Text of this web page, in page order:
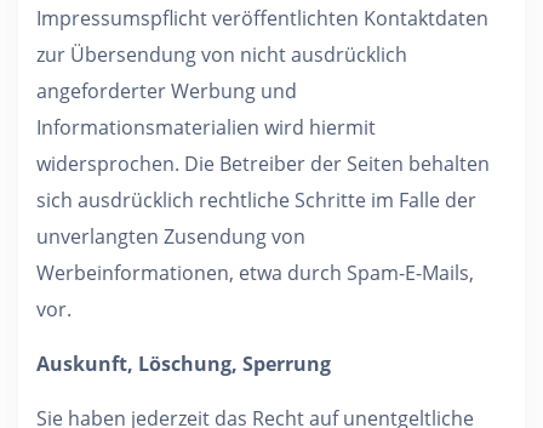
Impressumspflicht veröffentlichten Kontaktdaten
zur Übersendung von nicht ausdrücklich
angeforderter Werbung und
Informationsmaterialien wird hiermit
widersprochen. Die Betreiber der Seiten behalten
sich ausdrücklich rechtliche Schritte im Falle der
unverlangten Zusendung von
Werbeinformationen, etwa durch Spam-E-Mails,
vor.
Auskunft, Löschung, Sperrung
Sie haben jederzeit das Recht auf unentgeltliche